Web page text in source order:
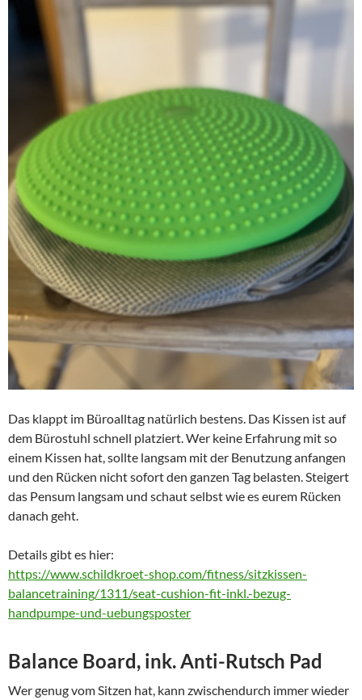
Das klappt im Büroalltag natürlich bestens. Das Kissen ist auf
dem Bürostuhl schnell platziert. Wer keine Erfahrung mit so
einem Kissen hat, sollte langsam mit der Benutzung anfangen
und den Rücken nicht sofort den ganzen Tag belasten. Steigert
das Pensum langsam und schaut selbst wie es eurem Rücken
danach geht.
Details gibt es hier:
https://www.schildkroet-shop.com/fitness/sitzkissen-
balancetraining/1311/seat-cushion-fit-inkl.-bezug-
handpumpe-und-uebungsposter
Balance Board, ink. Anti-Rutsch Pad
Wer genug vom Sitzen hat, kann zwischendurch immer wieder